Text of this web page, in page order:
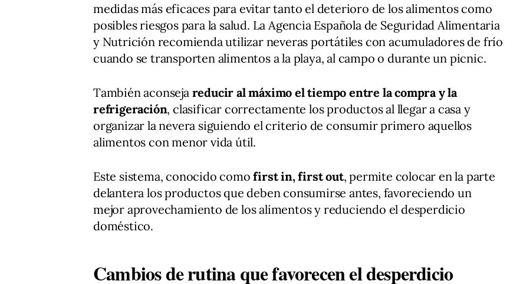
medidas más eficaces para evitar tanto el deterioro de los alimentos como
posibles riesgos para la salud. La Agencia Española de Seguridad Alimentaria
y Nutrición recomienda utilizar neveras portátiles con acumuladores de frío
cuando se transporten alimentos a la playa, al campo o durante un picnic.
También aconseja reducir al máximo el tiempo entre la compra y la
refrigeración, clasificar correctamente los productos al llegar a casa y
organizar la nevera siguiendo el criterio de consumir primero aquellos
alimentos con menor vida útil.
Este sistema, conocido como first in, first out, permite colocar en la parte
delantera los productos que deben consumirse antes, favoreciendo un
mejor aprovechamiento de los alimentos y reduciendo el desperdicio
doméstico.
Cambios de rutina que favorecen el desperdicio